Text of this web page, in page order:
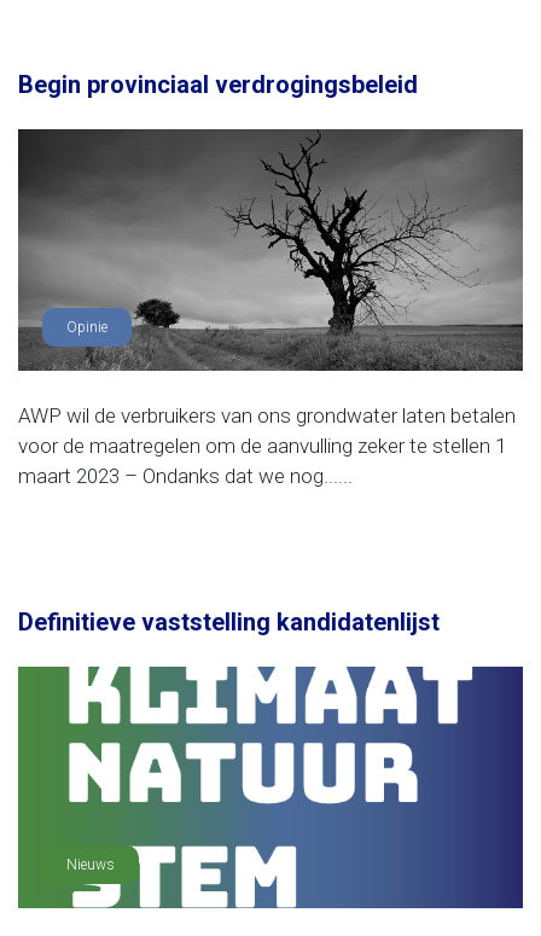
Begin provinciaal verdrogingsbeleid
Opinie
AWP wil de verbruikers van ons grondwater laten betalen
voor de maatregelen om de aanvulling zeker te stellen 1
maart 2023 – Ondanks dat we nog......
Definitieve vaststelling kandidatenlijst
Nieuws